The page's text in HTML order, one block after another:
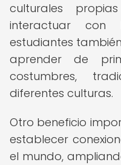
culturales
interactuar con
estudiantes
aprender de
costumbres,
diferentes culturas.
Otro beneficio
establecer
el mundo,